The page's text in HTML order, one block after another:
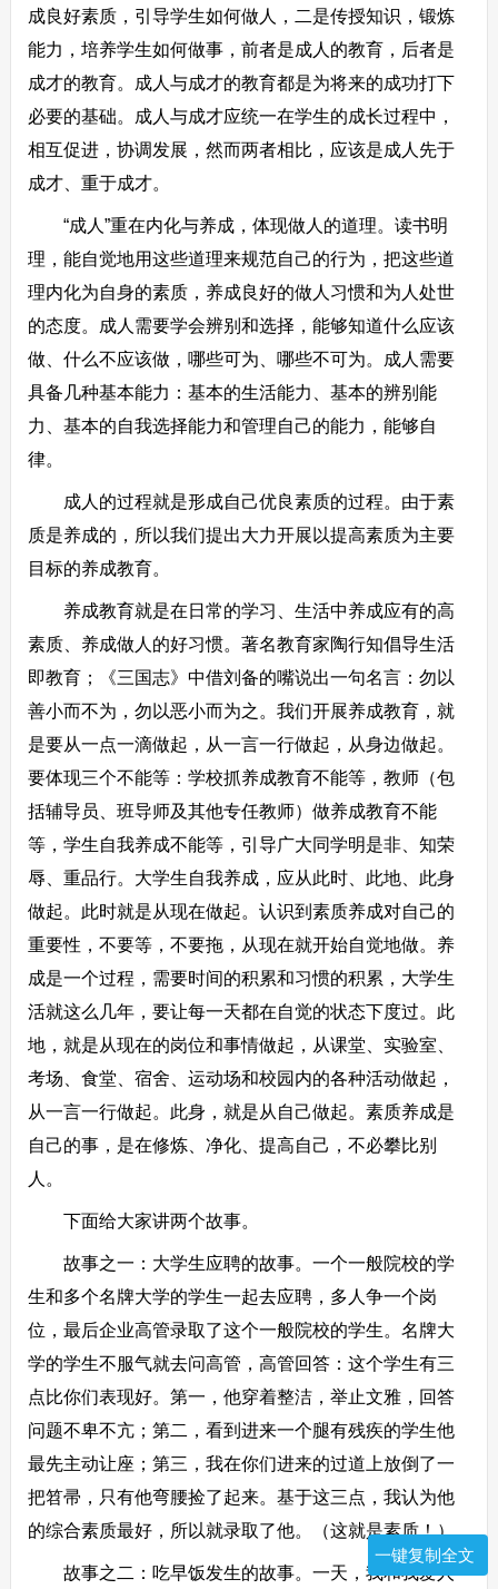
成良好素质，引导学生如何做人，二是传授知识，锻炼
能力，培养学生如何做事，前者是成人的教育，后者是
成才的教育。成人与成才的教育都是为将来的成功打下
必要的基础。成人与成才应统一在学生的成长过程中，
相互促进，协调发展，然而两者相比，应该是成人先于
成才、重于成才。
“成人”重在内化与养成，体现做人的道理。读书明
理，能自觉地用这些道理来规范自己的行为，把这些道
理内化为自身的素质，养成良好的做人习惯和为人处世
的态度。成人需要学会辨别和选择，能够知道什么应该
做、什么不应该做，哪些可为、哪些不可为。成人需要
具备几种基本能力：基本的生活能力、基本的辨别能
力、基本的自我选择能力和管理自己的能力，能够自
律。
成人的过程就是形成自己优良素质的过程。由于素
质是养成的，所以我们提出大力开展以提高素质为主要
目标的养成教育。
养成教育就是在日常的学习、生活中养成应有的高
素质、养成做人的好习惯。著名教育家陶行知倡导生活
即教育；《三国志》中借刘备的嘴说出一句名言：勿以
善小而不为，勿以恶小而为之。我们开展养成教育，就
是要从一点一滴做起，从一言一行做起，从身边做起。
要体现三个不能等：学校抓养成教育不能等，教师（包
括辅导员、班导师及其他专任教师）做养成教育不能
等，学生自我养成不能等，引导广大同学明是非、知荣
辱、重品行。大学生自我养成，应从此时、此地、此身
做起。此时就是从现在做起。认识到素质养成对自己的
重要性，不要等，不要拖，从现在就开始自觉地做。养
成是一个过程，需要时间的积累和习惯的积累，大学生
活就这么几年，要让每一天都在自觉的状态下度过。此
地，就是从现在的岗位和事情做起，从课堂、实验室、
考场、食堂、宿舍、运动场和校园内的各种活动做起，
从一言一行做起。此身，就是从自己做起。素质养成是
自己的事，是在修炼、净化、提高自己，不必攀比别
人。
下面给大家讲两个故事。
故事之一：大学生应聘的故事。一个一般院校的学
生和多个名牌大学的学生一起去应聘，多人争一个岗
位，最后企业高管录取了这个一般院校的学生。名牌大
学的学生不服气就去问高管，高管回答：这个学生有三
点比你们表现好。第一，他穿着整洁，举止文雅，回答
问题不卑不亢；第二，看到进来一个腿有残疾的学生他
最先主动让座；第三，我在你们进来的过道上放倒了一
把笤帚，只有他弯腰捡了起来。基于这三点，我认为他
的综合素质最好，所以就录取了他。（这就是素质！）
故事之二：吃早饭发生的故事。一天，我和我爱人
一键复制全文